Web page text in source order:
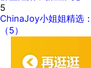
5
ChinaJoy小姐姐精选
（5）